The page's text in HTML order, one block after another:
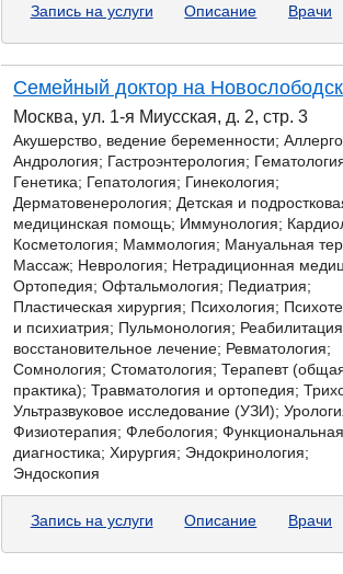
Запись на услуги Описание Врачи
Семейный доктор на
Москва, ул. 1-я Миусская, д. 2, стр. 3
Акушерство, ведение беременности;
Андрология; Гастроэнтерология;
Генетика; Гепатология; Гинекология;
Дерматовенерология; Детская и
медицинская помощь; Иммунология;
Косметология; Маммология; Мануальная
Массаж; Неврология; Нетрадиционная
Ортопедия; Офтальмология; Педиатрия;
Пластическая хирургия; Психология;
и психиатрия; Пульмонология;
восстановительное лечение; Ревматология;
Сомнология; Стоматология; Терапевт
практика); Травматология и ортопедия;
Ультразвуковое исследование (УЗИ);
Физиотерапия; Флебология; Функциональная
диагностика; Хирургия; Эндокринология;
Эндоскопия
Запись на услуги Описание Врачи